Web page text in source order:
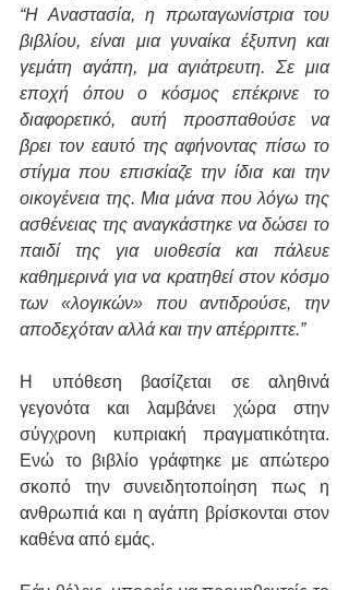
“Η Αναστασία, η πρωταγωνίστρια του
βιβλίου, είναι μια γυναίκα έξυπνη και
γεμάτη αγάπη, μα αγιάτρευτη. Σε μια
εποχή όπου ο κόσμος επέκρινε το
διαφορετικό, αυτή προσπαθούσε να
βρει τον εαυτό της αφήνοντας πίσω το
στίγμα που επισκίαζε την ίδια και την
οικογένεια της. Μια μάνα που λόγω της
ασθένειας της αναγκάστηκε να δώσει το
παιδί της για υιοθεσία και πάλευε
καθημερινά για να κρατηθεί στον κόσμο
των «λογικών» που αντιδρούσε, την
αποδεχόταν αλλά και την απέρριπτε.”
Η υπόθεση βασίζεται σε αληθινά
γεγονότα και λαμβάνει χώρα στην
σύγχρονη κυπριακή πραγματικότητα.
Ενώ το βιβλίο γράφτηκε με απώτερο
σκοπό την συνειδητοποίηση πως η
ανθρωπιά και η αγάπη βρίσκονται στον
καθένα από εμάς.